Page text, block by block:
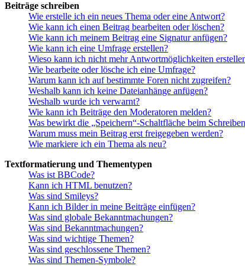
Beiträge schreiben
Wie erstelle ich ein neues Thema oder eine Antwort?
Wie kann ich einen Beitrag bearbeiten oder löschen?
Wie kann ich meinem Beitrag eine Signatur anfügen?
Wie kann ich eine Umfrage erstellen?
Wieso kann ich nicht mehr Antwortmöglichkeiten
Wie bearbeite oder lösche ich eine Umfrage?
Warum kann ich auf bestimmte Foren nicht zugreifen?
Weshalb kann ich keine Dateianhänge anfügen?
Weshalb wurde ich verwarnt?
Wie kann ich Beiträge den Moderatoren melden?
Was bewirkt die „Speichern“-Schaltfläche beim
Warum muss mein Beitrag erst freigegeben werden?
Wie markiere ich ein Thema als neu?
Textformatierung und Thementypen
Was ist BBCode?
Kann ich HTML benutzen?
Was sind Smileys?
Kann ich Bilder in meine Beiträge einfügen?
Was sind globale Bekanntmachungen?
Was sind Bekanntmachungen?
Was sind wichtige Themen?
Was sind geschlossene Themen?
Was sind Themen-Symbole?